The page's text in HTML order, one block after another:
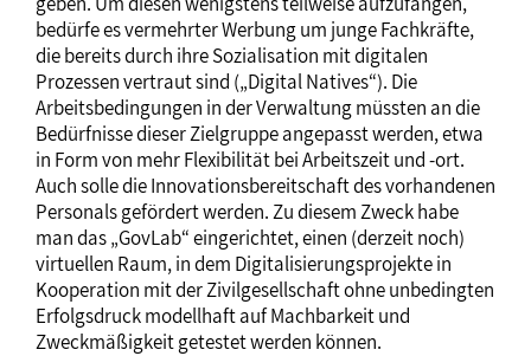
bedürfe es vermehrter Werbung um junge Fachkräfte,
die bereits durch ihre Sozialisation mit digitalen
Prozessen vertraut sind („Digital Natives“). Die
Arbeitsbedingungen in der Verwaltung müssten an die
Bedürfnisse dieser Zielgruppe angepasst werden, etwa
in Form von mehr Flexibilität bei Arbeitszeit und -ort.
Auch solle die Innovationsbereitschaft des vorhandenen
Personals gefördert werden. Zu diesem Zweck habe
man das „GovLab“ eingerichtet, einen (derzeit noch)
virtuellen Raum, in dem Digitalisierungsprojekte in
Kooperation mit der Zivilgesellschaft ohne unbedingten
Erfolgsdruck modellhaft auf Machbarkeit und
Zweckmäßigkeit getestet werden können.